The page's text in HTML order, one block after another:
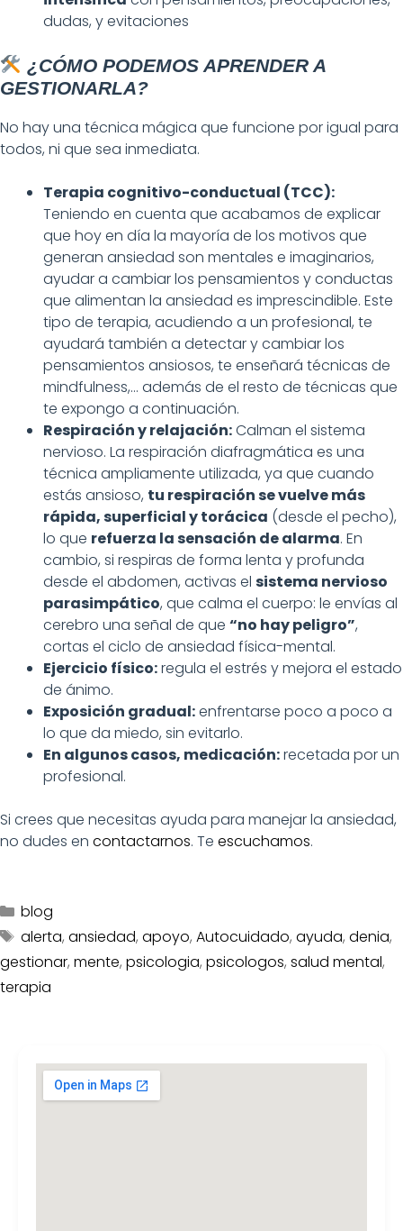
dudas, y evitaciones
¿CÓMO PODEMOS APRENDER A
GESTIONARLA?
No hay una técnica mágica que funcione por igual para
todos, ni que sea inmediata.
Terapia cognitivo-conductual (TCC):
Teniendo en cuenta que acabamos de explicar
que hoy en día la mayoría de los motivos que
generan ansiedad son mentales e imaginarios,
ayudar a cambiar los pensamientos y conductas
que alimentan la ansiedad es imprescindible. Este
tipo de terapia, acudiendo a un profesional, te
ayudará también a detectar y cambiar los
pensamientos ansiosos, te enseñará técnicas de
mindfulness,… además de el resto de técnicas que
te expongo a continuación.
Respiración y relajación:Calman el sistema
nervioso. La respiración diafragmática es una
técnica ampliamente utilizada, ya que cuando
estás ansioso, tu respiración se vuelve más
rápida, superficial y torácica (desde el pecho),
lo que refuerza la sensación de alarma. En
cambio, si respiras de forma lenta y profunda
desde el abdomen, activas el sistema nervioso
parasimpático, que calma el cuerpo: le envías al
cerebro una señal de que “no hay peligro”,
cortas el ciclo de ansiedad física-mental.
Ejercicio físico:regula el estrés y mejora el estado
de ánimo.
Exposición gradual:enfrentarse poco a poco a
lo que da miedo, sin evitarlo.
En algunos casos, medicación:recetada por un
profesional.
Si crees que necesitas ayuda para manejar la ansiedad,
no dudes en contactarnos. Te escuchamos.
blog
alerta, ansiedad, apoyo, Autocuidado, ayuda, denia,
gestionar, mente, psicologia, psicologos, salud mental,
terapia